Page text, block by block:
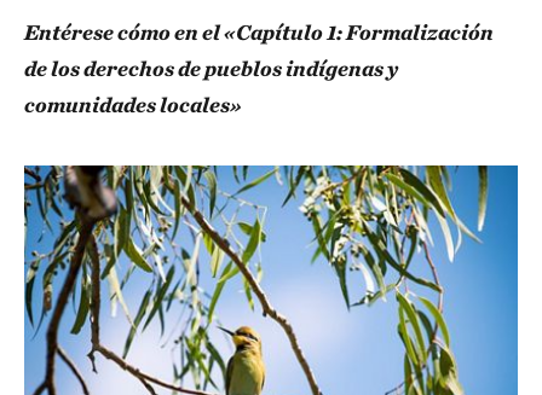
Entérese cómo en el «Capítulo 1: Formalización
de los derechos de pueblos indígenas y
comunidades locales»